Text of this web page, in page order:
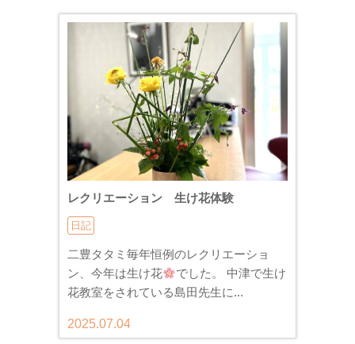
レクリエーション 生け花体験
日記
二豊タタミ毎年恒例のレクリエーショ
ン、今年は生け花
でした。 中津で生け
花教室をされている島田先生に...
2025.07.04